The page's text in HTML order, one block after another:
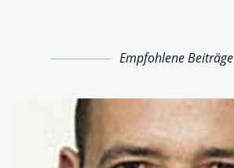
Empfohlene Beiträge